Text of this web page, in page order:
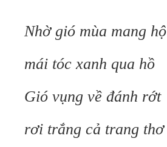
Nhờ gió mùa mang hộ
mái tóc xanh qua hồ
Gió vụng về đánh rớt
rơi trắng cả trang thơ